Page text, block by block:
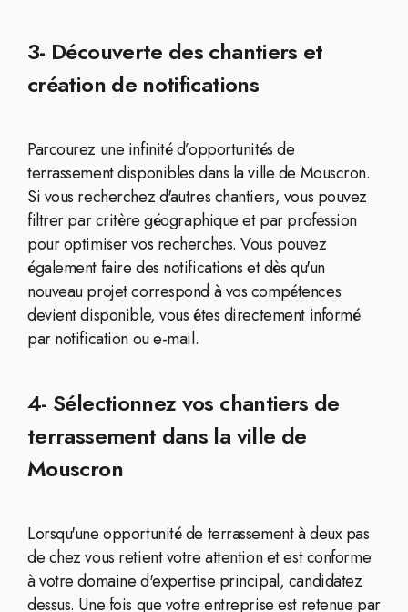
3- Découverte des chantiers et
création de notifications
Parcourez une infinité d’opportunités de
terrassement disponibles dans la ville de Mouscron.
Si vous recherchez d'autres chantiers, vous pouvez
filtrer par critère géographique et par profession
pour optimiser vos recherches. Vous pouvez
également faire des notifications et dès qu'un
nouveau projet correspond à vos compétences
devient disponible, vous êtes directement informé
par notification ou e-mail.
4- Sélectionnez vos chantiers de
terrassement dans la ville de
Mouscron
Lorsqu'une opportunité de terrassement à deux pas
de chez vous retient votre attention et est conforme
à votre domaine d'expertise principal, candidatez
dessus. Une fois que votre entreprise est retenue par